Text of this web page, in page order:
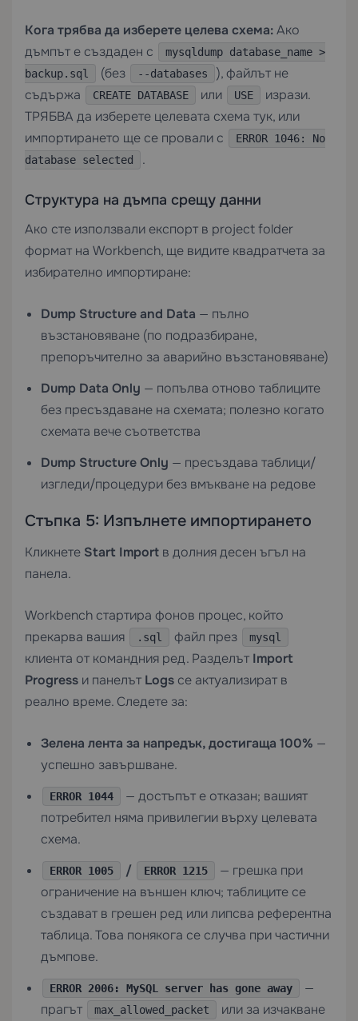
Кога трябва да изберете целева схема:Ако
дъмпът е създаден с
mysqldump database_name >
backup.sql
(без --databases
), файлът не
съдържа
CREATE DATABASE или USE
изрази.
ТРЯБВА да изберете целевата схема тук, или
импортирането ще се провали с
ERROR 1046: No
database selected
.
Структура на дъмпа срещу данни
Ако сте използвали експорт в project folder
формат на Workbench, ще видите квадратчета за
избирателно импортиране:
Dump Structure and Data — пълно
възстановяване (по подразбиране,
препоръчително за аварийно възстановяване)
Dump Data Only — попълва отново таблиците
без пресъздаване на схемата; полезно когато
схемата вече съответства
Dump Structure Only — пресъздава таблици/
изгледи/процедури без вмъкване на редове
Стъпка 5: Изпълнете импортирането
Кликнете Start Import в долния десен ъгъл на
панела.
Workbench стартира фонов процес, който
прекарва вашия
.sql файл през mysql
клиента от командния ред. Разделът Import
Progress и панелът Logs се актуализират в
реално време. Следете за:
Зелена лента за напредък, достигаща 100% —
успешно завършване.
ERROR 1044
— достъпът е отказан; вашият
потребител няма привилегии върху целевата
схема.
ERROR 1005 / ERROR 1215
— грешка при
ограничение на външен ключ; таблиците се
създават в грешен ред или липсва референтна
таблица. Това понякога се случва при частични
дъмпове.
ERROR 2006: MySQL server has gone away
—
прагът
max_allowed_packet
или за изчакване